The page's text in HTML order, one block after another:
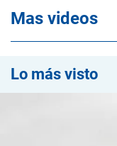
Mas videos
Lo más visto